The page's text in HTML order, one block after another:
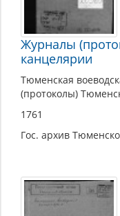
Журналы
канцелярии
Тюменская
(протоколы)
1761
Гос. архив